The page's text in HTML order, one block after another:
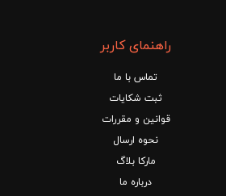
راهنمای کاربر
تماس با ما
ثبت شکایات
قوانین و مقررات
نحوه ارسال
مارکا بلاگ
درباره ما